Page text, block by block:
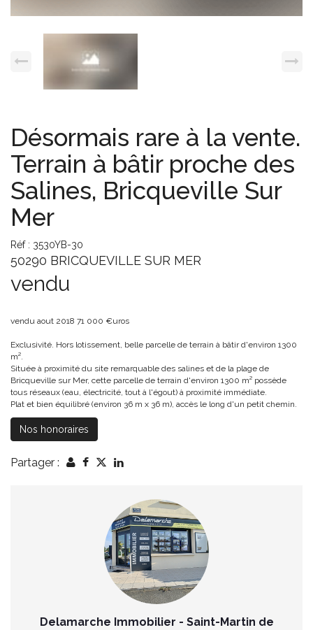
Désormais rare à la vente.
Terrain à bâtir proche des
Salines, Bricqueville Sur
Mer
Réf : 3530YB-30
50290 BRICQUEVILLE SUR MER
vendu
vendu aout 2018 71 000 €uros
Exclusivité. Hors lotissement, belle parcelle de terrain à bâtir d'environ 1300
m².
Située à proximité du site remarquable des salines et de la plage de
Bricqueville sur Mer, cette parcelle de terrain d'environ 1300 m² possède
tous réseaux (eau, électricité, tout à l'égout) à proximité immédiate.
Plat et bien équilibré (environ 36 m x 36 m), accès le long d'un petit chemin.
Nos honoraires
Partager :
Delamarche Immobilier - Saint-Martin de